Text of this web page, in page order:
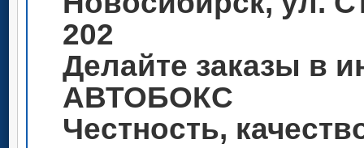
202
Делайте заказы в
АВТОБОКС
Честность,